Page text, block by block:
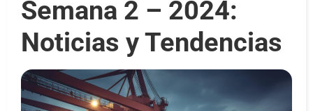
Semana 2 – 2024:
Noticias y Tendencias